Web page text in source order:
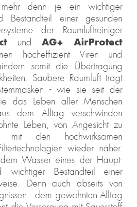
denn je ein wichtiger
Bestandteil einer gesunden
der Raumluftreiniger
und AG+ AirProtect
hocheffizient Viren und
somit die Übertragung
Saubere Raumluft trägt
- wie sie seit der
das Leben aller Menschen
dem Alltag verschwinden
Leben, von Angesicht zu
mit den hochwirksamen
wieder näher.
Wasser eines der Haupt-
wichtiger Bestandteil einer
Denn auch abseits von
- dem gewohnten Alltag